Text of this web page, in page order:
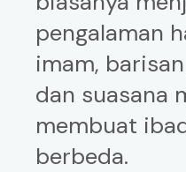
pengalaman
imam,
dan suasana
membuat
berbeda.